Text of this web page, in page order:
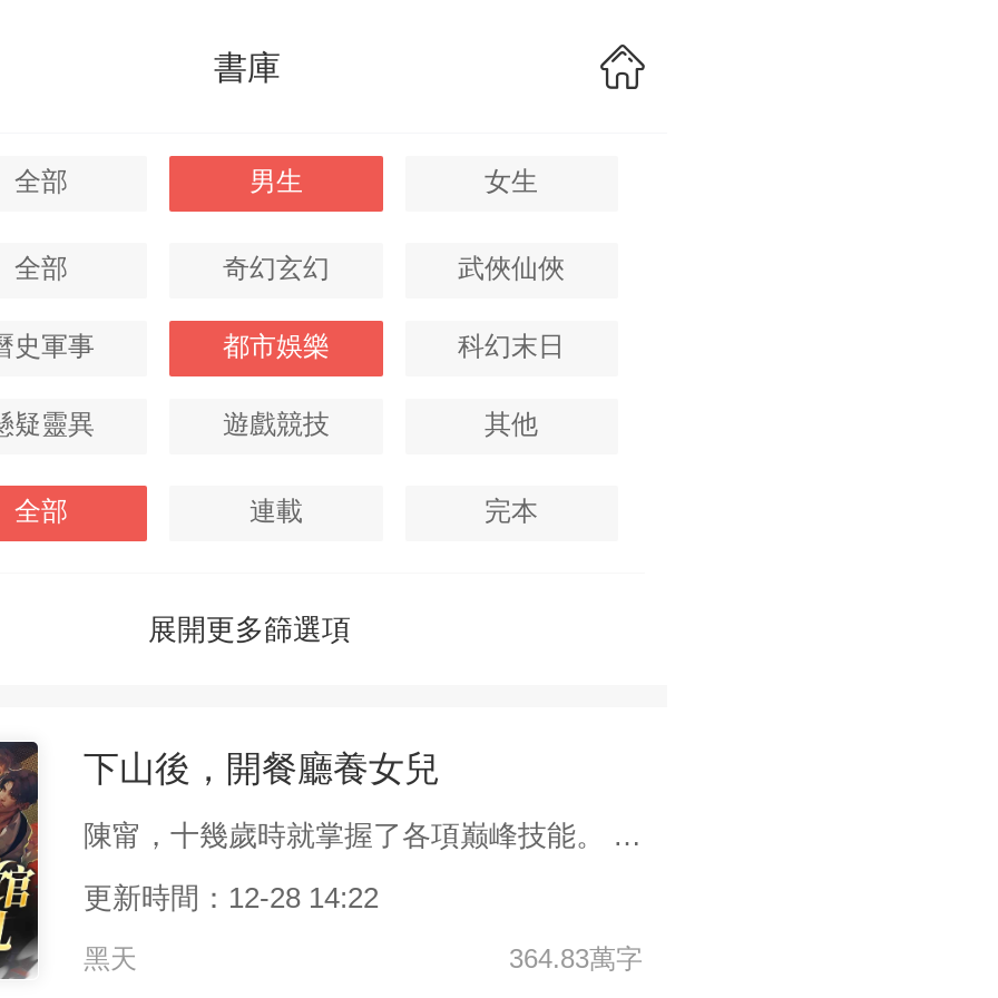
書庫
全部 男生 女生
全部 奇幻玄幻 武俠仙俠
史軍事 都市娛樂 科幻末日
疑靈異 遊戲競技 其他
全部 連載 完本
展開更多篩選項
下山後，開餐廳養女兒
陳甯，十幾歲時就掌握了各項巅峰技能。 他随意雕刻的挂件，可以賣上一個億。 随手寫的字，畫的畫，被頂級大佬争先搶着收藏。 炖的一碗肉，成了延年益壽的神藥。 他的醫術武藝更是無人能及，收的徒弟不是醫聖就是國手。 闖蕩十年，陳甯回歸，發現自己竟然有一個四歲的親生女兒。 最無語的是，他卻不知道女兒的媽媽是誰。 為了女兒，陳甯開了一個小飯館。 過起了平凡低調的生活。 沒事炒炒菜，包包包子，找找女兒媽，日子過得輕松自在。 随着小飯館的生意也越來越好，來飯館吃飯的大人物也越來越多。 有天混混來飯館收保護費，看到其中一個吃飯的客人，吓得褲子都提不起來了。
更新時間：12-28 14:22
黑天 364.83萬字